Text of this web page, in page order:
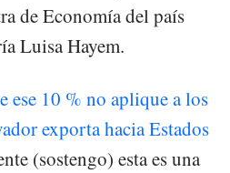
de Economía del país
Luisa Hayem.
ese 10 % no aplique a los
exporta hacia Estados
(sostengo) esta es una